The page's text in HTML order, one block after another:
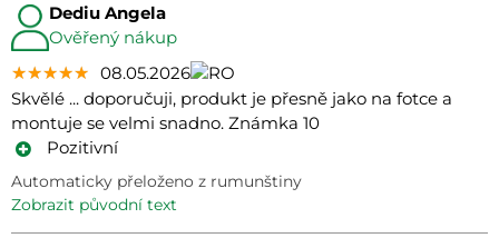
Dediu Angela
Ověřený nákup
★★★★★
★★★★★
★★★★★ 08.05.2026
Skvělé ... doporučuji, produkt je přesně jako na fotce a
montuje se velmi snadno. Známka 10
Pozitivní
Automaticky přeloženo z rumunštiny
zobrazit původní text